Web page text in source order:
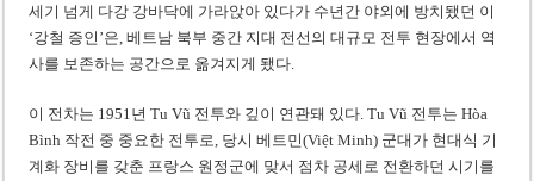
세기 넘게 다강 강바닥에 가라앉아 있다가 수년간 야외에 방치됐던 이
‘강철 증인’은, 베트남 북부 중간 지대 전선의 대규모 전투 현장에서 역
사를 보존하는 공간으로 옮겨지게 됐다.
이 전차는 1951년 Tu Vũ 전투와 깊이 연관돼 있다. Tu Vũ 전투는 Hòa
Bình 작전 중 중요한 전투로, 당시 베트민(Việt Minh) 군대가 현대식 기
계화 장비를 갖춘 프랑스 원정군에 맞서 점차 공세로 전환하던 시기를